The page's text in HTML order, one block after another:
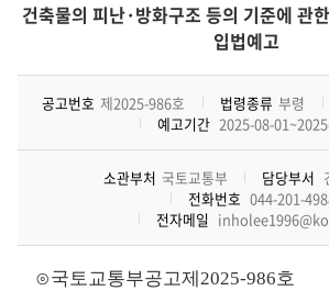
건축물의 피난·방화구조 등의 기준에 관
입법예고
공고번호 제2025-986호 법령종류 부령
예고기간 2025-08-
소관부처 국토교통부 담당부서
전화번호 044-201-
전자메일
⊙국토교통부공고제2025-986호